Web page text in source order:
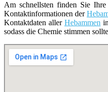
Am schnellsten finden Sie
Kontaktinformationen der
Kontaktdaten aller Hebammenin
sodass die Chemie stimmen